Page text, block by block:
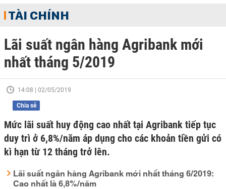
TÀI CHÍNH
Lãi suất ngân hàng Agribank mới
nhất tháng 5/2019
14:08 | 02/05/2019
Chia sẻ
Mức lãi suất huy động cao nhất tại Agribank tiếp tục
duy trì ở 6,8%/năm áp dụng cho các khoản tiền gửi có
kì hạn từ 12 tháng trở lên.
Lãi suất ngân hàng Agribank mới nhất tháng 6/2019:
Cao nhất là 6,8%/năm